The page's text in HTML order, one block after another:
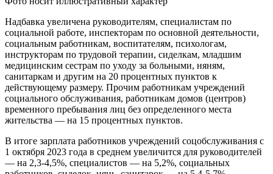
Надбавка увеличена руководителям, специалистам по
социальной работе, инспекторам по основной деятельности,
социальным работникам, воспитателям, психологам,
инструкторам по трудовой терапии, сиделкам, младшим
медицинским сестрам по уходу за больными, няням,
санитаркам и другим на 20 процентных пунктов к
действующему размеру. Прочим работникам учреждений
социального обслуживания, работникам домов (центров)
временного пребывания лиц без определенного места
жительства — на 15 процентных пунктов.
В итоге зарплата работников учреждений соцобслуживания с
1 октября 2023 года в среднем увеличится для руководителей
— на 2,3-4,5%, специалистов — на 5,2%, социальных